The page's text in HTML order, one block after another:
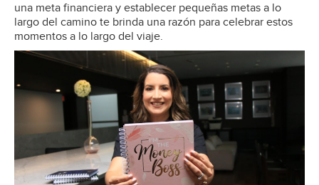
una meta financiera y establecer pequeñas metas a lo
largo del camino te brinda una razón para celebrar estos
momentos a lo largo del viaje.